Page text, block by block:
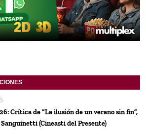
Crítica de “La ilusión de un verano sin fin”,
(Cineasti del Presente)